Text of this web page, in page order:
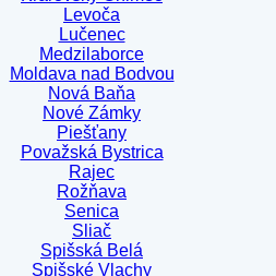
Levoča
Lučenec
Medzilaborce
Moldava nad Bodvou
Nová Baňa
Nové Zámky
Piešťany
Považská Bystrica
Rajec
Rožňava
Senica
Sliač
Spišská Belá
Spišské Vlachy